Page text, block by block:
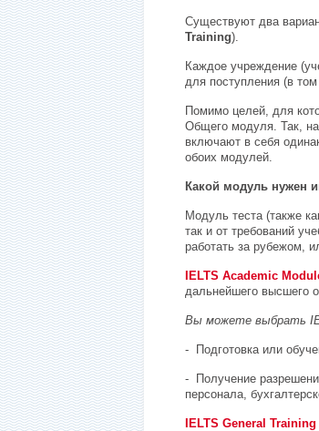
Существуют два
Training).
Каждое учреждение
для поступления (в
Помимо целей, для
Общего модуля. Так,
включают в себя
обоих модулей.
Какой модуль нужен
Модуль теста (также
так и от требований
работать за рубежом,
IELTS Academic
дальнейшего высшего
Вы можете выбрать
- Подготовка или
-
Получение
персонала,
IELTS General Training